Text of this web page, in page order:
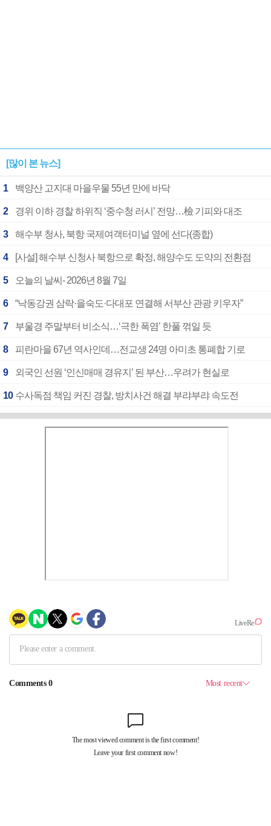
[많이 본 뉴스]
1 백양산 고지대 마을우물 55년 만에 바닥
2 경위 이하 경찰 하위직 ‘중수청 러시’ 전망…檢 기피와 대조
3 해수부 청사, 북항 국제여객터미널 옆에 선다(종합)
4 [사설] 해수부 신청사 북항으로 확정, 해양수도 도약의 전환점
5 오늘의 날씨- 2026년 8월 7일
6 “낙동강권 삼락·을숙도·다대포 연결해 서부산 관광 키우자”
7 부울경 주말부터 비소식…‘극한 폭염’ 한풀 꺾일 듯
8 피란마을 67년 역사인데…전교생 24명 아미초 통폐합 기로
9 외국인 선원 ‘인신매매 경유지’ 된 부산…우려가 현실로
10 수사독점 책임 커진 경찰, 방치사건 해결 부랴부랴 속도전